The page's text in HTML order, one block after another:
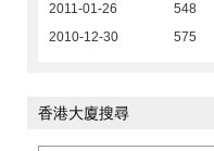
2011-01-26
548
2010-12-30
575
香港大廈搜尋